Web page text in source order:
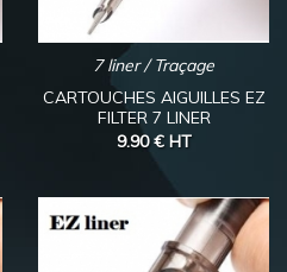
7 liner / Traçage
CARTOUCHES AIGUILLES EZ
FILTER 7 LINER
9.90 € HT